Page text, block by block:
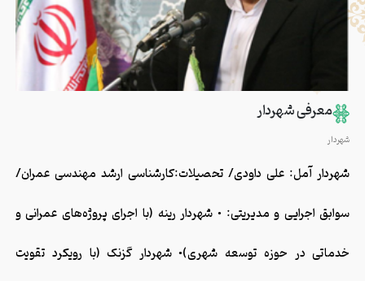
معرفی شهردار
شهردار
شهردار آمل: علی داودی/ تحصیلات:کارشناسی ارشد مهندسی عمران/
سوابق اجرایی و مدیریتی: • شهردار رینه (با اجرای پروژه‌های عمرانی و
خدماتی در حوزه توسعه شهری)• شهردار گزنک (با رویکرد تقویت